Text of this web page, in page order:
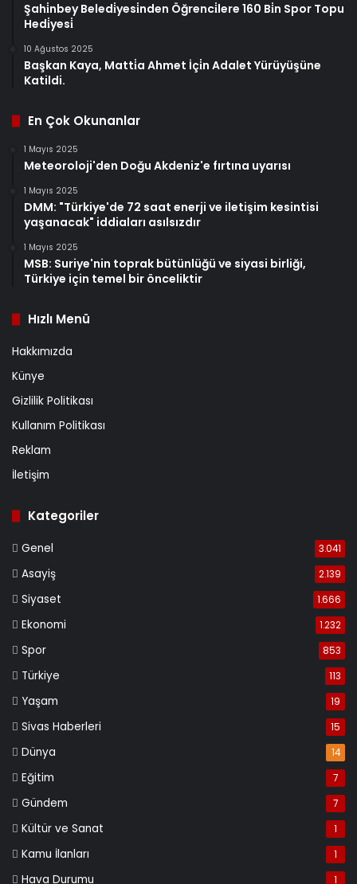
Şahi̇nbey Beledi̇yesi̇nden Öğrenci̇lere 160 Bi̇n Spor Topu
Hedi̇yesi̇
10 Ağustos 2025
Başkan Kaya, Matti̇a Ahmet İçi̇n Adalet Yürüyüşüne
Katildi.
En Çok Okunanlar
1 Mayıs 2025
Meteoroloji'den Doğu Akdeniz'e fırtına uyarısı
1 Mayıs 2025
DMM: "Türkiye'de 72 saat enerji ve iletişim kesintisi
yaşanacak" iddiaları asılsızdır
1 Mayıs 2025
MSB: Suriye'nin toprak bütünlüğü ve siyasi birliği,
Türkiye için temel bir önceliktir
Hızlı Menü
Hakkımızda
Künye
Gizlilik Politikası
Kullanım Politikası
Reklam
İletişim
Kategoriler
Genel 3.041
Asayiş 2.139
Siyaset 1.666
Ekonomi 1.232
Spor 853
Türkiye 113
Yaşam 19
Sivas Haberleri 15
Dünya 14
Eğitim 7
Gündem 7
Kültür ve Sanat 1
Kamu İlanları 1
Hava Durumu 1